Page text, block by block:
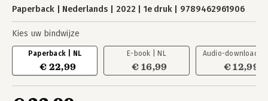
Paperback Nederlands 2022 1e druk 9789462961906
Kies uw bindwijze
Paperback | NL
€ 22,99
E-book | NL
€ 16,99
Audio-download |
€ 12,99